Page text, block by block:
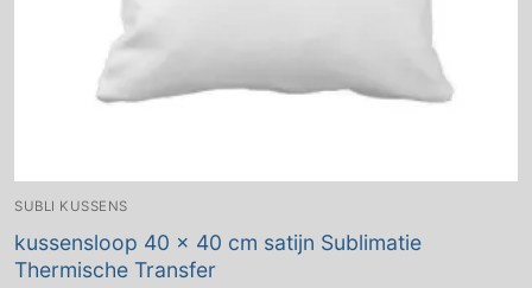
SUBLI KUSSENS
kussensloop 40 x 40 cm satijn Sublimatie
Thermische Transfer